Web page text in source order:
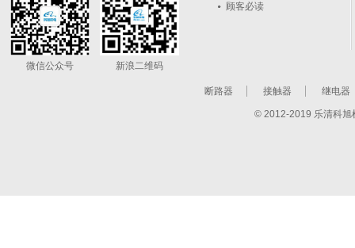
微信公众号 新浪二维码
顾客必读
断路器 接触器 继电器
© 2012-2019 乐清科旭